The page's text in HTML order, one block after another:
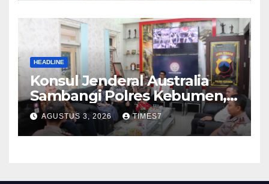
HEADLINE
Konsul Jenderal Australia
Sambangi Polres Kebumen,
Pererat Silaturahmi
AGUSTUS 3, 2026 TIMES7